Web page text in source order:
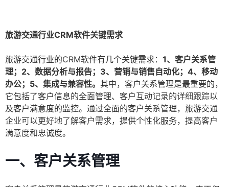
旅游交通行业CRM软件关键需求
旅游交通行业的CRM软件有几个关键需求： 1、客户关系管
理；2、数据分析与报告；3、营销与销售自动化；4、移动
办公；5、集成与兼容性。 其中，客户关系管理是最重要的，
它包括了客户信息的全面管理、客户互动记录的详细跟踪以
及客户满意度的监控。通过全面的客户关系管理，旅游交通
企业可以更好地了解客户需求，提供个性化服务，提高客户
满意度和忠诚度。
一、客户关系管理